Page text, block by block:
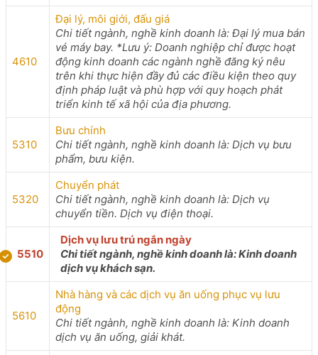
4610
Đại lý, môi giới, đấu giá
Chi tiết ngành, nghề kinh doanh là: Đại lý mua bán
vé máy bay. *Lưu ý: Doanh nghiệp chỉ được hoạt
động kinh doanh các ngành nghề đăng ký nêu
trên khi thực hiện đầy đủ các điều kiện theo quy
định pháp luật và phù hợp với quy hoạch phát
triển kinh tế xã hội của địa phương.
5310
Bưu chính
Chi tiết ngành, nghề kinh doanh là: Dịch vụ bưu
phẩm, bưu kiện.
5320
Chuyển phát
Chi tiết ngành, nghề kinh doanh là: Dịch vụ
chuyển tiền. Dịch vụ điện thoại.
5510
Dịch vụ lưu trú ngắn ngày
Chi tiết ngành, nghề kinh doanh là: Kinh doanh
dịch vụ khách sạn.
5610
Nhà hàng và các dịch vụ ăn uống phục vụ lưu
động
Chi tiết ngành, nghề kinh doanh là: Kinh doanh
dịch vụ ăn uống, giải khát.